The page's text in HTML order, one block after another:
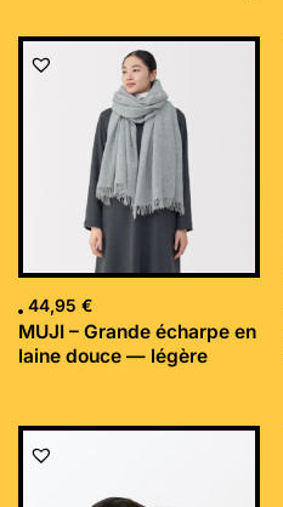
44,95 €
MUJI – Grande écharpe en
laine douce — légère